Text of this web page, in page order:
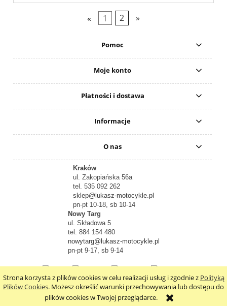
Strona korzysta z plików cookies w celu realizacji usług i zgodnie z Polityką
Plików Cookies. Możesz określić warunki przechowywania lub dostępu do
plików cookies w Twojej przeglądarce.
« 1 2 »
Pomoc
Moje konto
Płatności i dostawa
Informacje
O nas
Kraków
ul. Zakopiańska 56a
tel. 535 092 262
sklep@lukasz-motocykle.pl
pn-pt 10-18, sb 10-14
Nowy Targ
ul. Składowa 5
tel. 884 154 480
nowytarg@lukasz-motocykle.pl
pn-pt 9-17, sb 9-14
pokaż pełną wersję strony
Sklep internetowy Shoper.pl